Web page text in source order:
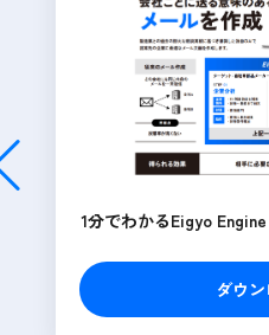
1分でわかるEigyo
ダウ